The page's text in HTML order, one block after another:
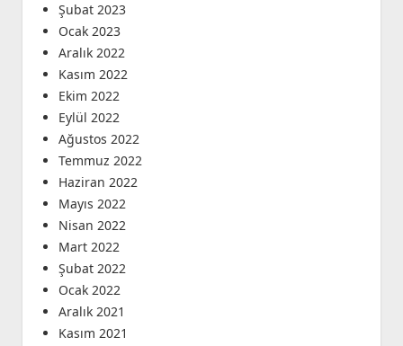
Şubat 2023
Ocak 2023
Aralık 2022
Kasım 2022
Ekim 2022
Eylül 2022
Ağustos 2022
Temmuz 2022
Haziran 2022
Mayıs 2022
Nisan 2022
Mart 2022
Şubat 2022
Ocak 2022
Aralık 2021
Kasım 2021